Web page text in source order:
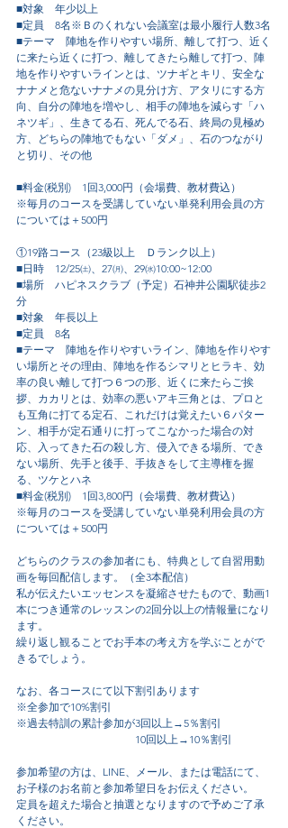
■対象　年少以上
■定員　8名※Ｂのくれない会議室は最小履行人数3名
■テーマ　陣地を作りやすい場所、離して打つ、近く
に来たら近くに打つ、離してきたら離して打つ、陣
地を作りやすいラインとは、ツナギとキリ、安全な
ナナメと危ないナナメの見分け方、アタリにする方
向、自分の陣地を増やし、相手の陣地を減らす「ハ
ネツギ」、生きてる石、死んでる石、終局の見極め
方、どちらの陣地でもない「ダメ」、石のつながり
と切り、その他
■料金(税別)　1回3,000円（会場費、教材費込）
※毎月のコースを受講していない単発利用会員の方
については＋500円
①19路コース（23級以上　Ｄランク以上）
■日時　12/25㈯、27㈪、29㈬10:00~12:00
■場所　ハピネスクラブ（予定）石神井公園駅徒歩2
分
■対象　年長以上
■定員　8名
■テーマ　陣地を作りやすいライン、陣地を作りやす
い場所とその理由、陣地を作るシマリとヒラキ、効
率の良い離して打つ６つの形、近くに来たらご挨
拶、カカリとは、効率の悪いアキ三角とは、プロと
も互角に打てる定石、これだけは覚えたい６パター
ン、相手が定石通りに打ってこなかった場合の対
応、入ってきた石の殺し方、侵入できる場所、でき
ない場所、先手と後手、手抜きをして主導権を握
る、ツケとハネ
■料金(税別)　1回3,800円（会場費、教材費込）
※毎月のコースを受講していない単発利用会員の方
については＋500円
どちらのクラスの参加者にも、特典として自習用動
画を毎回配信します。（全3本配信）
私が伝えたいエッセンスを凝縮させたもので、動画1
本につき通常のレッスンの2回分以上の情報量になり
ます。
繰り返し観ることでお手本の考え方を学ぶことがで
きるでしょう。
なお、各コースにて以下割引あります
※全参加で10%割引
※過去特訓の累計参加が3回以上→5％割引
10回以上→10％割引
参加希望の方は、LINE、メール、または電話にて、
お子様のお名前と参加希望日をお伝えください。
定員を超えた場合と抽選となりますので予めご了承
ください。